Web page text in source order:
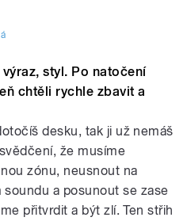
styl. Po natočení
chtěli rychle zbavit a
desku, tak ji už nemáš
že musíme
zónu, neusnout na
a posunout se zase
přitvrdit a být zlí. Ten střih